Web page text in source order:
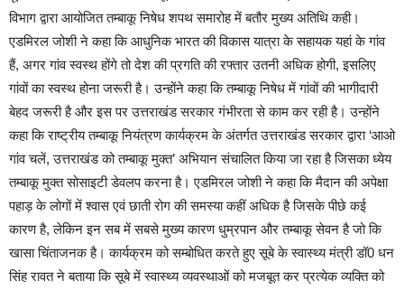
विभाग द्वारा आयोजित तम्बाकू निषेध शपथ समारोह में बतौर मुख्य अतिथि कही।
एडमिरल जोशी ने कहा कि आधुनिक भारत की विकास यात्रा के सहायक यहां के गांव
हैं, अगर गांव स्वस्थ होंगे तो देश की प्रगति की रफ्तार उतनी अधिक होगी, इसलिए
गांवों का स्वस्थ होना जरूरी है। उन्होंने कहा कि तम्बाकू निषेध में गांवों की भागीदारी
बेहद जरूरी है और इस पर उत्तराखंड सरकार गंभीरता से काम कर रही है। उन्होंने
कहा कि राष्ट्रीय तम्बाकू नियंत्रण कार्यक्रम के अंतर्गत उत्तराखंड सरकार द्वारा ‘आओ
गांव चलें, उत्तराखंड को तम्बाकू मुक्त’ अभियान संचालित किया जा रहा है जिसका ध्येय
तम्बाकू मुक्त सोसाइटी डेवलप करना है। एडमिरल जोशी ने कहा कि मैदान की अपेक्षा
पहाड़ के लोगों में श्वास एवं छाती रोग की समस्या कहीं अधिक है जिसके पीछे कई
कारण है, लेकिन इन सब में सबसे मुख्य कारण धुम्रपान और तम्बाकू सेवन है जो कि
खासा चिंताजनक है। कार्यक्रम को सम्बोधित करते हुए सूबे के स्वास्थ्य मंत्री डॉ0 धन
सिंह रावत ने बताया कि सूबे में स्वास्थ्य व्यवस्थाओं को मजबूत कर प्रत्येक व्यक्ति को